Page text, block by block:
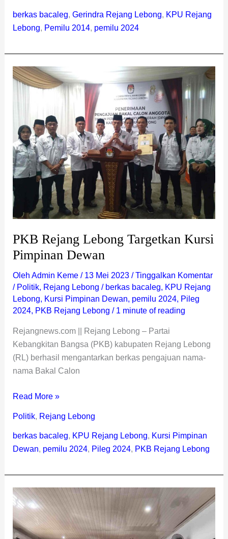
berkas bacaleg, Gerindra Rejang Lebong, KPU Rejang
Lebong, Pemilu 2014, pemilu 2024
PKB Rejang Lebong Targetkan Kursi
Pimpinan Dewan
Oleh Admin Keme / 13 Mei 2023 /Tinggalkan Komentar
/ Politik, Rejang Lebong / berkas bacaleg, KPU Rejang
Lebong, Kursi Pimpinan Dewan, pemilu 2024, Pileg
2024, PKB Rejang Lebong / 1 minute of reading
Rejangnews.com || Rejang Lebong – Partai
Kebangkitan Bangsa (PKB) kabupaten Rejang Lebong
(RL) berhasil mengantarkan berkas pengajuan nama-
nama Bakal Calon
PKB
Rejang
Kursi
Pimpinan
Dewan
Read More »
Politik, Rejang Lebong
berkas bacaleg, KPU Rejang Lebong, Kursi Pimpinan
Dewan, pemilu 2024, Pileg 2024, PKB Rejang Lebong
PAN
Lebong
Serahkan
25